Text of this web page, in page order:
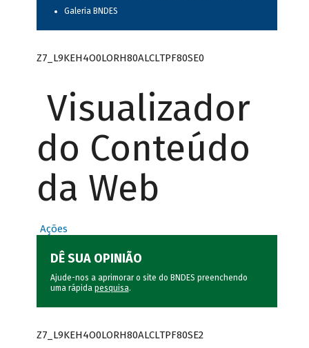
Galeria BNDES
Z7_L9KEH4O0LORH80ALCLTPF80SE0
Visualizador
do Conteúdo
da Web
Ações
DÊ SUA OPINIÃO
Ajude-nos a aprimorar o site do BNDES preenchendo
uma rápida pesquisa.
Z7_L9KEH4O0LORH80ALCLTPF80SE2